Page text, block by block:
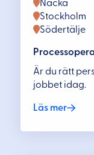
Nacka
Stockholm
Södertälje
Är du rätt
jobbet idag.
Läs mer